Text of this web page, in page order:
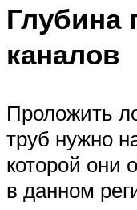
Глубина
каналов
Проложить
труб нужно
которой они
в данном